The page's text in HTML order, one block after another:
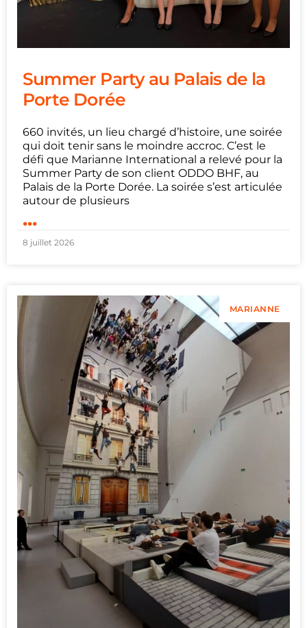
Summer Party au Palais de la
Porte Dorée
660 invités, un lieu chargé d’histoire, une soirée
qui doit tenir sans le moindre accroc. C’est le
défi que Marianne International a relevé pour la
Summer Party de son client ODDO BHF, au
Palais de la Porte Dorée. La soirée s’est articulée
autour de plusieurs
...
8 juillet 2026
MARIANNE